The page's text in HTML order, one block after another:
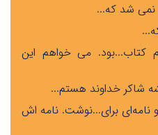
...
...
...بود. می خواهم این
...
...نوشت. نامه اش